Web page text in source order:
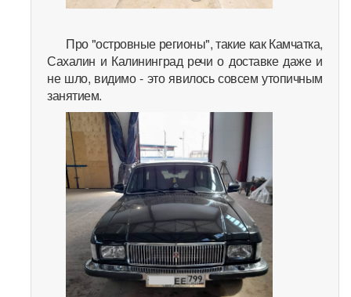
Про "островные регионы", такие как Камчатка,
Сахалин и Калининград речи о доставке даже и
не шло, видимо - это явилось совсем утопичным
занятием.